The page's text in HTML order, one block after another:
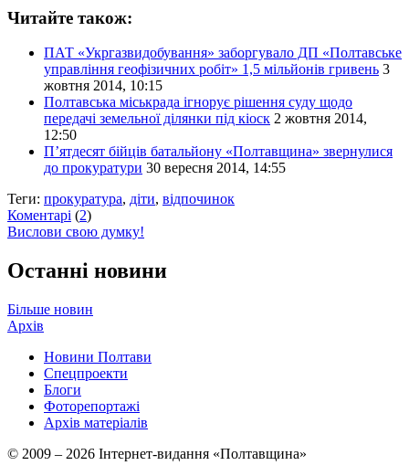
Читайте також:
ПАТ «Укргазвидобування» заборгувало ДП «Полтавське
управління геофізичних робіт» 1,5 мільйонів гривень 3
жовтня 2014, 10:15
Полтавська міськрада ігнорує рішення суду щодо
передачі земельної ділянки під кіоск 2 жовтня 2014,
12:50
П’ятдесят бійців батальйону «Полтавщина» звернулися
до прокуратури 30 вересня 2014, 14:55
Теги: прокуратура, діти, відпочинок
Коментарі (2)
Вислови свою думку!
Останні новини
Більше новин
Архів
Новини Полтави
Спецпроекти
Блоги
Фоторепортажі
Архів матеріалів
© 2009 – 2026 Інтернет-видання «Полтавщина»